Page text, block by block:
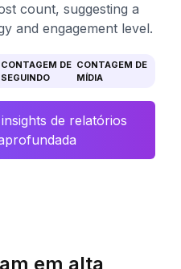
count, suggesting a
and engagement level.
CONTAGEM DE
SEGUINDO
CONTAGEM DE
MÍDIA
de relatórios
em alta